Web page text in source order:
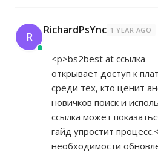
R RichardPsYnc 1 YEAR AGO
<p>bs2best at ссылка
открывает доступ к
среди тех, кто ценит
новичков поиск и
ссылка может
гайд упростит
необходимости